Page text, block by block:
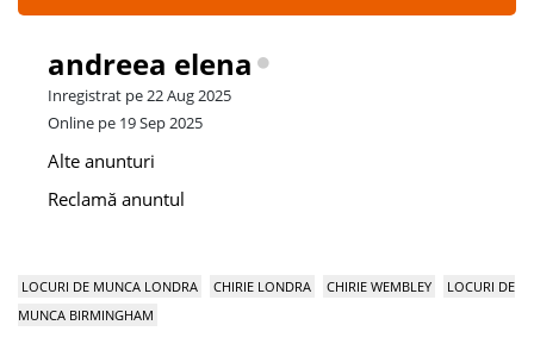
andreea elena
Inregistrat pe 22 Aug 2025
Online pe 19 Sep 2025
Alte anunturi
Reclamă anuntul
LOCURI DE MUNCA LONDRA CHIRIE LONDRA CHIRIE WEMBLEY
LOCURI DE
MUNCA BIRMINGHAM